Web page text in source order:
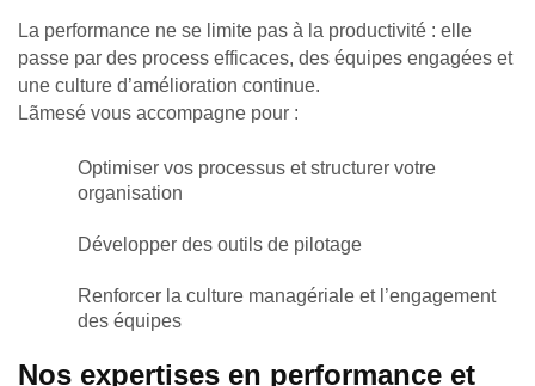
La performance ne se limite pas à la productivité : elle
passe par des process efficaces, des équipes engagées et
une culture d’amélioration continue.
Lãmesé vous accompagne pour :
Optimiser vos processus et structurer votre
organisation
Développer des outils de pilotage
Renforcer la culture managériale et l’engagement
des équipes
Nos expertises en performance et